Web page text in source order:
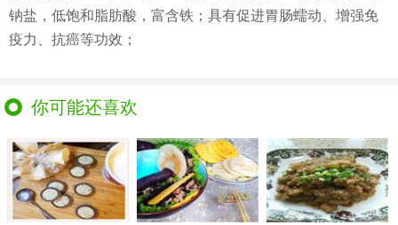
钠盐，低饱和脂肪酸，富含铁；具有促进胃肠蠕动、增强免
疫力、抗癌等功效；
你可能还喜欢